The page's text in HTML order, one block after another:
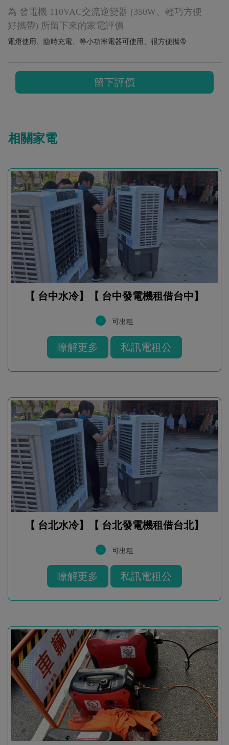
為 發電機 110VAC交流逆變器 (350W、輕巧方便
好攜帶) 所留下來的家電評價
電燈使用、臨時充電、等小功率電器可使用、很方便攜帶
留下評價
相關家電
【 台中水冷】【 台中發電機租借台中】
可出租
瞭解更多 私訊電租公
【 台北水冷】【 台北發電機租借台北】
可出租
瞭解更多 私訊電租公